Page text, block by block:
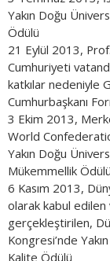
Yakın Doğu
Ödülü
21 Eylül 2013,
Cumhuriyeti
katkılar nedeniyle
Cumhurbaşkanı
3 Ekim 2013,
World
Yakın Doğu
Mükemmellik Ödülü
6 Kasım 2013,
olarak kabul edilen
gerçekleştirilen,
Kongresi’nde
Kalite Ödülü